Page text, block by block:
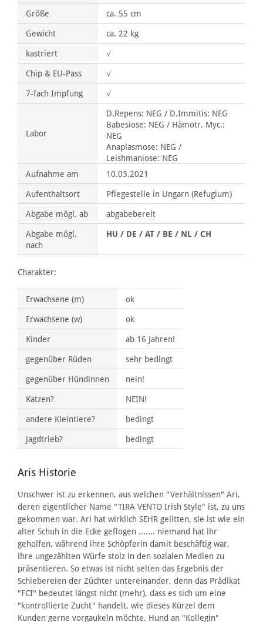
Größe
ca. 55 cm
Gewicht
ca. 22 kg
kastriert
√
Chip & EU-Pass
√
7-fach Impfung
√
Labor
D.Repens: NEG / D.Immitis: NEG
Babesiose: NEG / Hämotr. Myc.:
NEG
Anaplasmose: NEG /
Leishmaniose: NEG
Aufnahme am
10.03.2021
Aufenthaltsort
Pflegestelle in Ungarn (Refugium)
Abgabe mögl. ab
abgabebereit
Abgabe mögl.
nach
HU / DE / AT / BE / NL / CH
Charakter:
Erwachsene (m)
ok
Erwachsene (w)
ok
Kinder
ab 16 Jahren!
gegenüber Rüden
sehr bedingt
gegenüber Hündinnen
nein!
Katzen?
NEIN!
andere Kleintiere?
bedingt
Jagdtrieb?
bedingt
Aris Historie
Unschwer ist zu erkennen, aus welchen "Verhältnissen" Ari,
deren eigentlicher Name "TIRA VENTO Irish Style" ist, zu uns
gekommen war. Ari hat wirklich SEHR gelitten, sie ist wie ein
alter Schuh in die Ecke geflogen ....... niemand hat ihr
geholfen, während ihre Schöpferin damit beschäftig war,
ihre ungezählten Würfe stolz in den sozialen Medien zu
präsentieren. So etwas ist nicht selten das Ergebnis der
Schiebereien der Züchter untereinander, denn das Prädikat
"FCI" bedeutet längst nicht (mehr), dass es sich um eine
"kontrollierte Zucht" handelt, wie dieses Kürzel dem
Kunden gerne vorgaukeln möchte. Hund an "Kollegin"